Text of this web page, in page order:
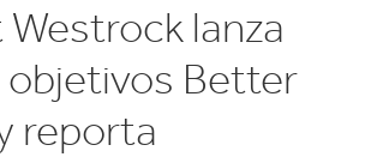
lanza
objetivos Better
reporta